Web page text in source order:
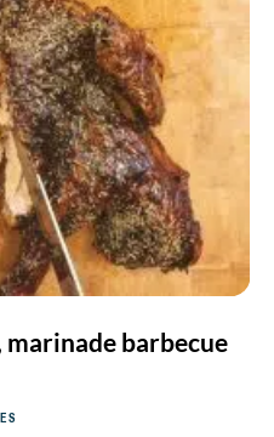
barbecue